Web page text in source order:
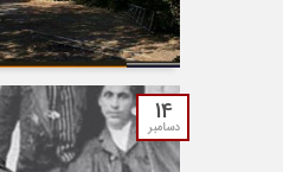
14
دسامبر